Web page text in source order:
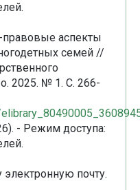
аспекты
семей //
2025. № 1. С. 266-
- Режим доступа:
почту.